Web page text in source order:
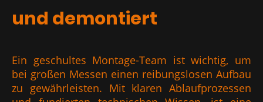
und demontiert
Ein geschultes Montage-Team ist wichtig, um
bei großen Messen einen reibungslosen Aufbau
zu gewährleisten. Mit klaren Ablaufprozessen